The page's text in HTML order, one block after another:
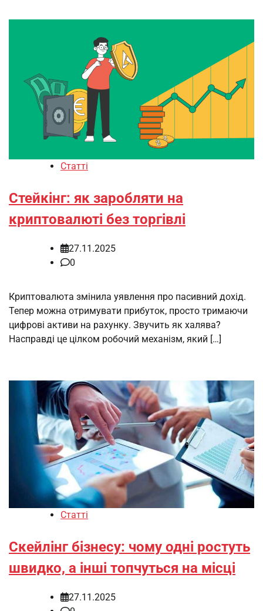
Статті
Стейкінг: як заробляти на
криптовалюті без торгівлі
27.11.2025
0
Криптовалюта змінила уявлення про пасивний дохід.
Тепер можна отримувати прибуток, просто тримаючи
цифрові активи на рахунку. Звучить як халява?
Насправді це цілком робочий механізм, який […]
Статті
Скейлінг бізнесу: чому одні ростуть
швидко, а інші топчуться на місці
27.11.2025